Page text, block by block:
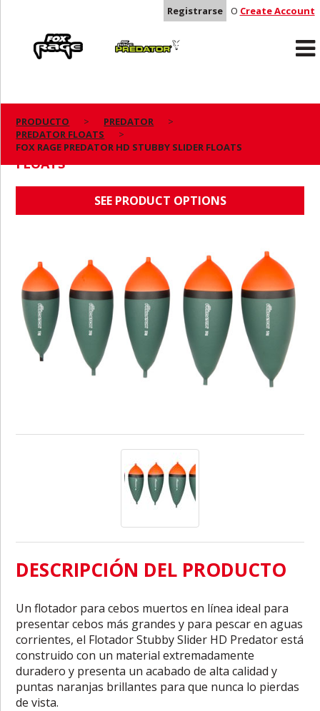
Registrarse O Create Account
Predator
PRODUCTO
PREDATOR
PREDATOR FLOATS
FOX RAGE PREDATOR HD STUBBY SLIDER FLOATS
FOX RAGE PREDATOR HD STUBBY SLIDER
FLOATS
SEE PRODUCT OPTIONS
DESCRIPCIÓN DEL PRODUCTO
Un flotador para cebos muertos en línea ideal para
presentar cebos más grandes y para pescar en aguas
corrientes, el Flotador Stubby Slider HD Predator está
construido con un material extremadamente
duradero y presenta un acabado de alta calidad y
puntas naranjas brillantes para que nunca lo pierdas
de vista.